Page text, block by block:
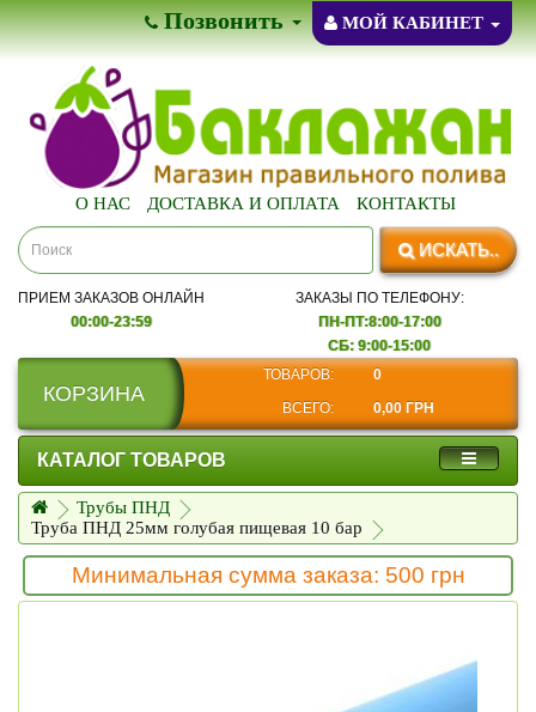
Позвонить МОЙ КАБИНЕТ
О НАС ДОСТАВКА И ОПЛАТА КОНТАКТЫ
ИСКАТЬ..
ПРИЕМ ЗАКАЗОВ ОНЛАЙН
00:00-23:59
ЗАКАЗЫ ПО ТЕЛЕФОНУ:
ПН-ПТ:8:00-17:00
СБ: 9:00-15:00
КОРЗИНА
ТОВАРОВ:
0
ВСЕГО:
0,00 ГРН
КАТАЛОГ ТОВАРОВ
Трубы ПНД
Труба ПНД 25мм голубая пищевая 10 бар
Минимальная сумма заказа: 500 грн